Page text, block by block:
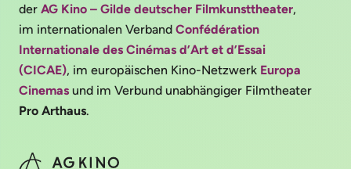
der AG Kino – Gilde deutscher Filmkunsttheater,
im internationalen Verband Confédération
Internationale des Cinémas d’Art et d’Essai
(CICAE), im europäischen Kino-Netzwerk Europa
Cinemas und im Verbund unabhängiger Filmtheater
Pro Arthaus.